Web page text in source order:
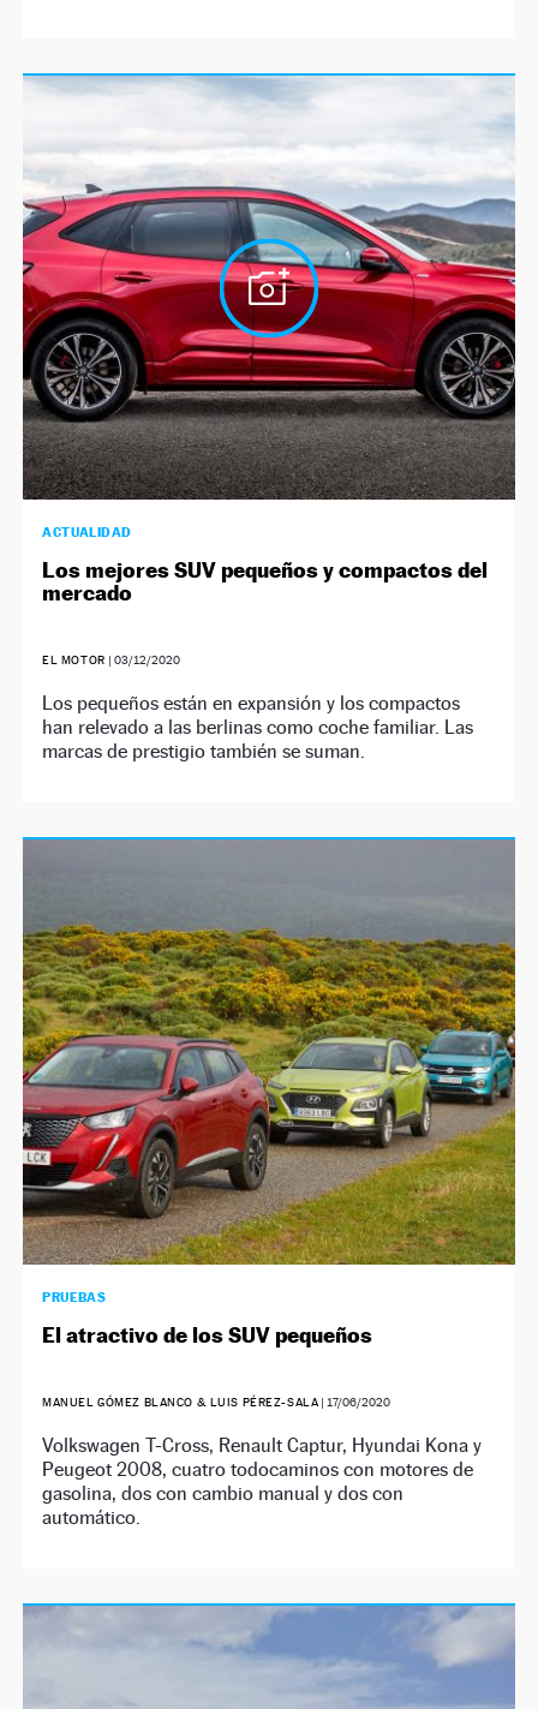
ACTUALIDAD
Los mejores SUV pequeños y compactos del
mercado
EL MOTOR | 03/12/2020
Los pequeños están en expansión y los compactos
han relevado a las berlinas como coche familiar. Las
marcas de prestigio también se suman.
PRUEBAS
El atractivo de los SUV pequeños
MANUEL GÓMEZ BLANCO & LUIS PÉREZ-SALA | 17/06/2020
Volkswagen T-Cross, Renault Captur, Hyundai Kona y
Peugeot 2008, cuatro todocaminos con motores de
gasolina, dos con cambio manual y dos con
automático.